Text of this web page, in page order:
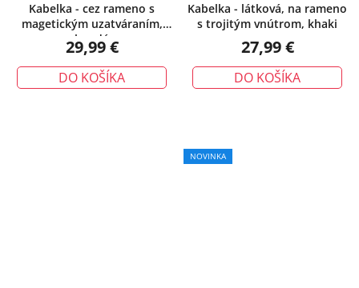
Kabelka - cez rameno s
magetickým uzatváraním,
hnedá
29,99 €
DO KOŠÍKA
Kabelka - látková, na rameno
s trojitým vnútrom, khaki
27,99 €
DO KOŠÍKA
NOVINKA